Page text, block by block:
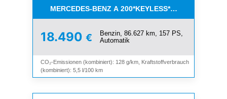
MERCEDES-BENZ A
18.490 €
Benzin, 86.627 km, 157 PS,
Automatik
CO₂-Emissionen (kombiniert): 128 g/km, Kraftstoffverbrauch
(kombiniert): 5,5 l/100 km